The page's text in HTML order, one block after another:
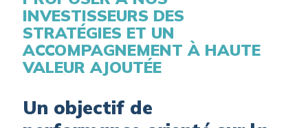
INVESTISSEURS DES
STRATÉGIES ET UN
ACCOMPAGNEMENT À HAUTE
VALEUR AJOUTÉE
Un objectif de